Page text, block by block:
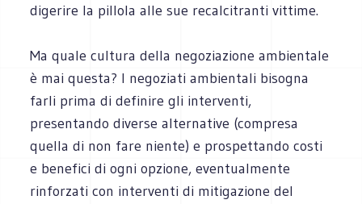
digerire la pillola alle sue recalcitranti vittime.
Ma quale cultura della negoziazione ambientale
è mai questa? I negoziati ambientali bisogna
farli prima di definire gli interventi,
presentando diverse alternative (compresa
quella di non fare niente) e prospettando costi
e benefici di ogni opzione, eventualmente
rinforzati con interventi di mitigazione del